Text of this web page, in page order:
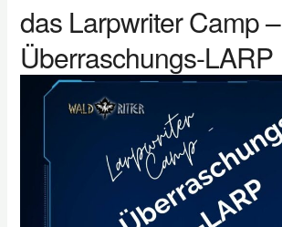
das Larpwriter Camp –
Überraschungs-LARP